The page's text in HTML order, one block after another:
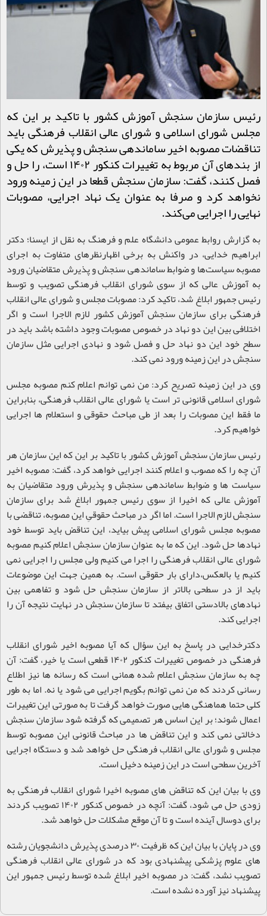
رئیس سازمان سنجش آموزش کشور با تاکید بر این که
مجلس شورای اسلامی و شورای عالی انقلاب فرهنگی باید
تناقضات مصوبه اخیر ساماندهی سنجش و پذیرش که یکی
از بندهای آن مربوط به تغییرات کنکور ۱۴۰۲ است، را حل و
فصل کنند، گفت: سازمان سنجش قطعا در این زمینه ورود
نخواهد کرد و صرفا به عنوان یک نهاد اجرایی، مصوبات
نهایی را اجرایی می‌کند.
به گزارش روابط عمومی دانشگاه علم و فرهنگ به نقل از ایسنا؛ دکتر
ابراهیم خدایی، در واکنش به برخی اظهارنظرهای متفاوت به اجرای
مصوبه سیاست‌ها و ضوابط ساماندهی سنجش و پذیرش متقاضیان ورود
به آموزش عالی که از سوی شورای انقلاب فرهنگی تصویب و توسط
رئیس جمهور ابلاغ شد، تاکید کرد: مصوبات مجلس و شورای عالی انقلاب
فرهنگی برای سازمان سنجش آموزش کشور لازم الاجرا است و اگر
اختلافی بین این دو نهاد در خصوص مصوبات وجود داشته باشد باید در
سطح خود این دو نهاد حل و فصل شود و نهادی اجرایی مثل سازمان
سنجش در این زمینه ورود نمی کند.
وی در این زمینه تصریح کرد: من نمی توانم اعلام کنم مصوبه مجلس
شورای اسلامی قانونی تر است یا شورای عالی انقلاب فرهنگی، بنابراین
ما فقط این مصوبات را بعد از طی مباحث حقوقی و استعلام ها اجرایی
خواهیم کرد.
رئیس سازمان سنجش آموزش کشور با تاکید بر این که این سازمان هر
آن چه را که مصوب و اعلام کنند اجرایی خواهد کرد، گفت: مصوبه اخیر
سیاست ها و ضوابط ساماندهی سنجش و پذیرش ورود متقاضیان به
آموزش عالی که اخیرا از سوی رئیس جمهور ابلاغ شد برای سازمان
سنجش لازم الاجرا است. اما اگر در مباحث حقوقیِ این مصوبه، تناقضی با
مصوبه مجلس شورای اسلامی پیش بیاید، این تناقض باید توسط خود
نهادها حل شود. این که ما به عنوان سازمان سنجش اعلام کنیم مصوبه
شورای عالی انقلاب فرهنگی را اجرا می کنیم ولی مجلس را اجرایی نمی
کنیم یا بالعکس،دارای بار حقوقی است. به همین جهت این موضوعات
باید از در سطحی بالاتر از سازمان سنجش حل شود و تفاهمی بین
نهادهای بالادستی اتفاق بیفتد تا سازمان سنجش در نهایت نتیجه آن را
اجرایی کند.
دکترخدایی در پاسخ به این سؤال که آیا مصوبه اخیر شورای انقلاب
فرهنگی در خصوص تغییرات کنکور ۱۴۰۲ قطعی است یا خیر، گفت: آن
چه به سازمان سنجش اعلام شده همانی است که رسانه ها نیز اطلاع
رسانی کردند که من نمی توانم بگویم اجرایی می شود یا نه. اما به طور
کلی حتما هماهنگی هایی صورت خواهد گرفت تا به صورتی این تغییرات
اعمال شوند؛ بر این اساس هر تصمیمی که گرفته شود سازمان سنجش
دخالتی نمی کند و این تناقض ها در مباحث قانونی این مصوبه توسط
مجلس و شورای عالی انقلاب فرهنگی حل خواهد شد و دستگاه اجرایی
آخرین سطحی است در این زمینه دخیل است.
وی با بیان این که تناقض های مصوبه اخیرا شورای انقلاب فرهنگی به
زودی حل می شود، گفت: آنچه در خصوص کنکور ۱۴۰۲ تصویب کردند
برای دوسال آینده است و تا آن موقع مشکلات حل خواهد شد.
وی در پایان با بیان این که ظرفیت ۳۰ درصدی پذیرش دانشجویان رشته
های علوم پزشکی پیشنهادی بود که در شورای عالی انقلاب فرهنگی
تصویب نشد، گفت: در مصوبه اخیر ابلاغ شده توسط رئیس جمهور این
پیشنهاد نیز آورده نشده است.